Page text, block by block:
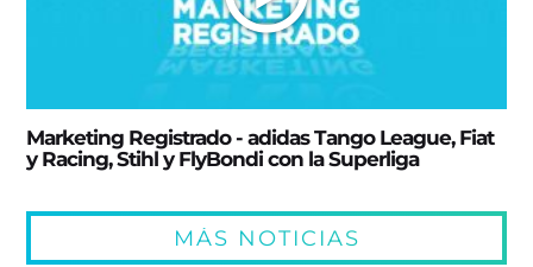
Marketing Registrado - adidas Tango League, Fiat
y Racing, Stihl y FlyBondi con la Superliga
MÁS NOTICIAS